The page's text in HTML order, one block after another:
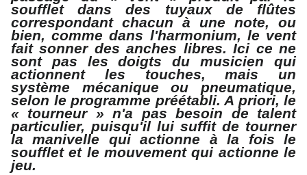
soufflet dans des tuyaux de flûtes
correspondant chacun à une note, ou
bien, comme dans l'harmonium, le vent
fait sonner des anches libres. Ici ce ne
sont pas les doigts du musicien qui
actionnent les touches, mais un
système mécanique ou pneumatique,
selon le programme préétabli. A priori, le
« tourneur » n'a pas besoin de talent
particulier, puisqu'il lui suffit de tourner
la manivelle qui actionne à la fois le
soufflet et le mouvement qui actionne le
jeu.